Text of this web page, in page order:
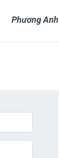
Phương Anh